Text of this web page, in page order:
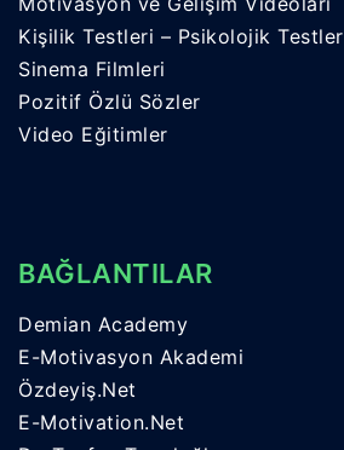
Kişilik Testleri – Psikolojik Testler
Sinema Filmleri
Pozitif Özlü Sözler
Video Eğitimler
BAĞLANTILAR
Demian Academy
E-Motivasyon Akademi
Özdeyiş.Net
E-Motivation.Net